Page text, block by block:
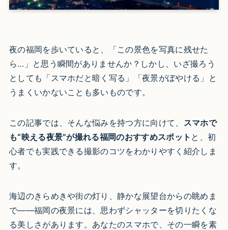
夜の福岡を歩いていると、「この景色を写真に残せた
ら…」と思う瞬間がありませんか？しかし、いざ撮ろう
としても「スマホだと暗く写る」「夜景がぼやける」と
うまくいかないことも多いものです。
この記事では、そんな悩みを持つ方に向けて、
スマホで
も“映える夜景”が撮れる福岡のおすすめスポット と、初
心者でも実践できる撮影のコツをわかりやすく紹介しま
す。
海辺のきらめきや街の灯り、静かな展望台からの眺めま
で——福岡の夜景には、思わずシャッターを切りたくな
る美しさがあります。あなたのスマホで、その一瞬を素